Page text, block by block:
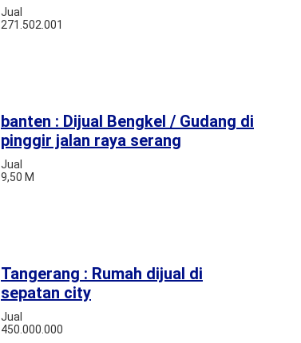
Jual
271.502.001
banten : Dijual Bengkel / Gudang di
pinggir jalan raya serang
Jual
9,50 M
Tangerang : Rumah dijual di
sepatan city
Jual
450.000.000